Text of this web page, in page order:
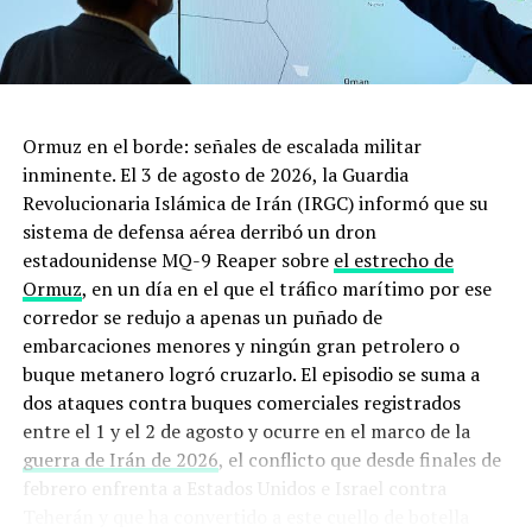
primer ministro británico viajó a Riad. Pero en vano: los
países del Golfo se resisten de momento a ceder ante las
demandas occidentales.
conflicto, parece más sólida que nunca. “Está allí para
quedarse”, dijo el ministro de Energía de Emiratos
Árabes Unidos, Suhail al Mazruei, determinado a no dejar
que “la política” diezme la organización.
Su homólogo saudita Abdulaziz bin Salmán aseguró que
si no existiera esta organización, “no podríamos tener
estabilidad en el mercado de la energía” y “la volatilidad
de precios sería todavía peor”.
Según numerosos expertos, una intervención saudita en
los mercados sería percibida como una traición por
Rusia porque le impediría utilizar sus exportaciones de
Ormuz en el borde: señales de escalada militar
inminente. El 3 de agosto de 2026, la Guardia
Revolucionaria Islámica de Irán (IRGC) informó que su
sistema de defensa aérea derribó un dron
estadounidense MQ-9 Reaper sobre el estrecho de
Ormuz, en un día en el que el tráfico marítimo por ese
corredor se redujo a apenas un puñado de
embarcaciones menores y ningún gran petrolero o
buque metanero logró cruzarlo. El episodio se suma a
dos ataques contra buques comerciales registrados
entre el 1 y el 2 de agosto y ocurre en el marco de la
guerra de Irán de 2026, el conflicto que desde finales de
febrero enfrenta a Estados Unidos e Israel contra